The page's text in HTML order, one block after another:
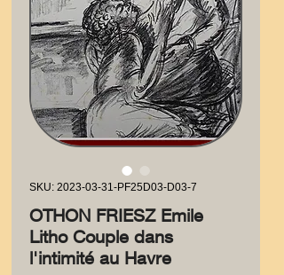
SKU: 2023-03-31-PF25D03-D03-7
OTHON FRIESZ Emile
Litho Couple dans
l'intimité au Havre